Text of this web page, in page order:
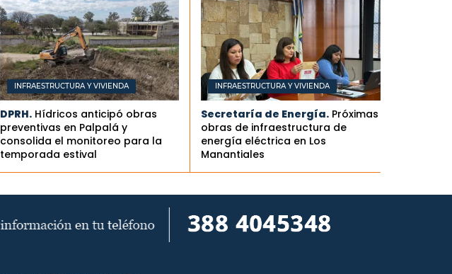
INFRAESTRUCTURA Y VIVIENDA
DPRH. Hídricos anticipó obras
preventivas en Palpalá y
consolida el monitoreo para la
temporada estival
INFRAESTRUCTURA Y VIVIENDA
Secretaría de Energía. Próximas
obras de infraestructura de
energía eléctrica en Los
Manantiales